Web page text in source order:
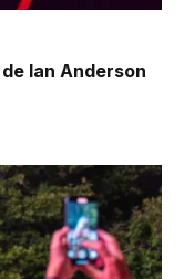
Ian Anderson